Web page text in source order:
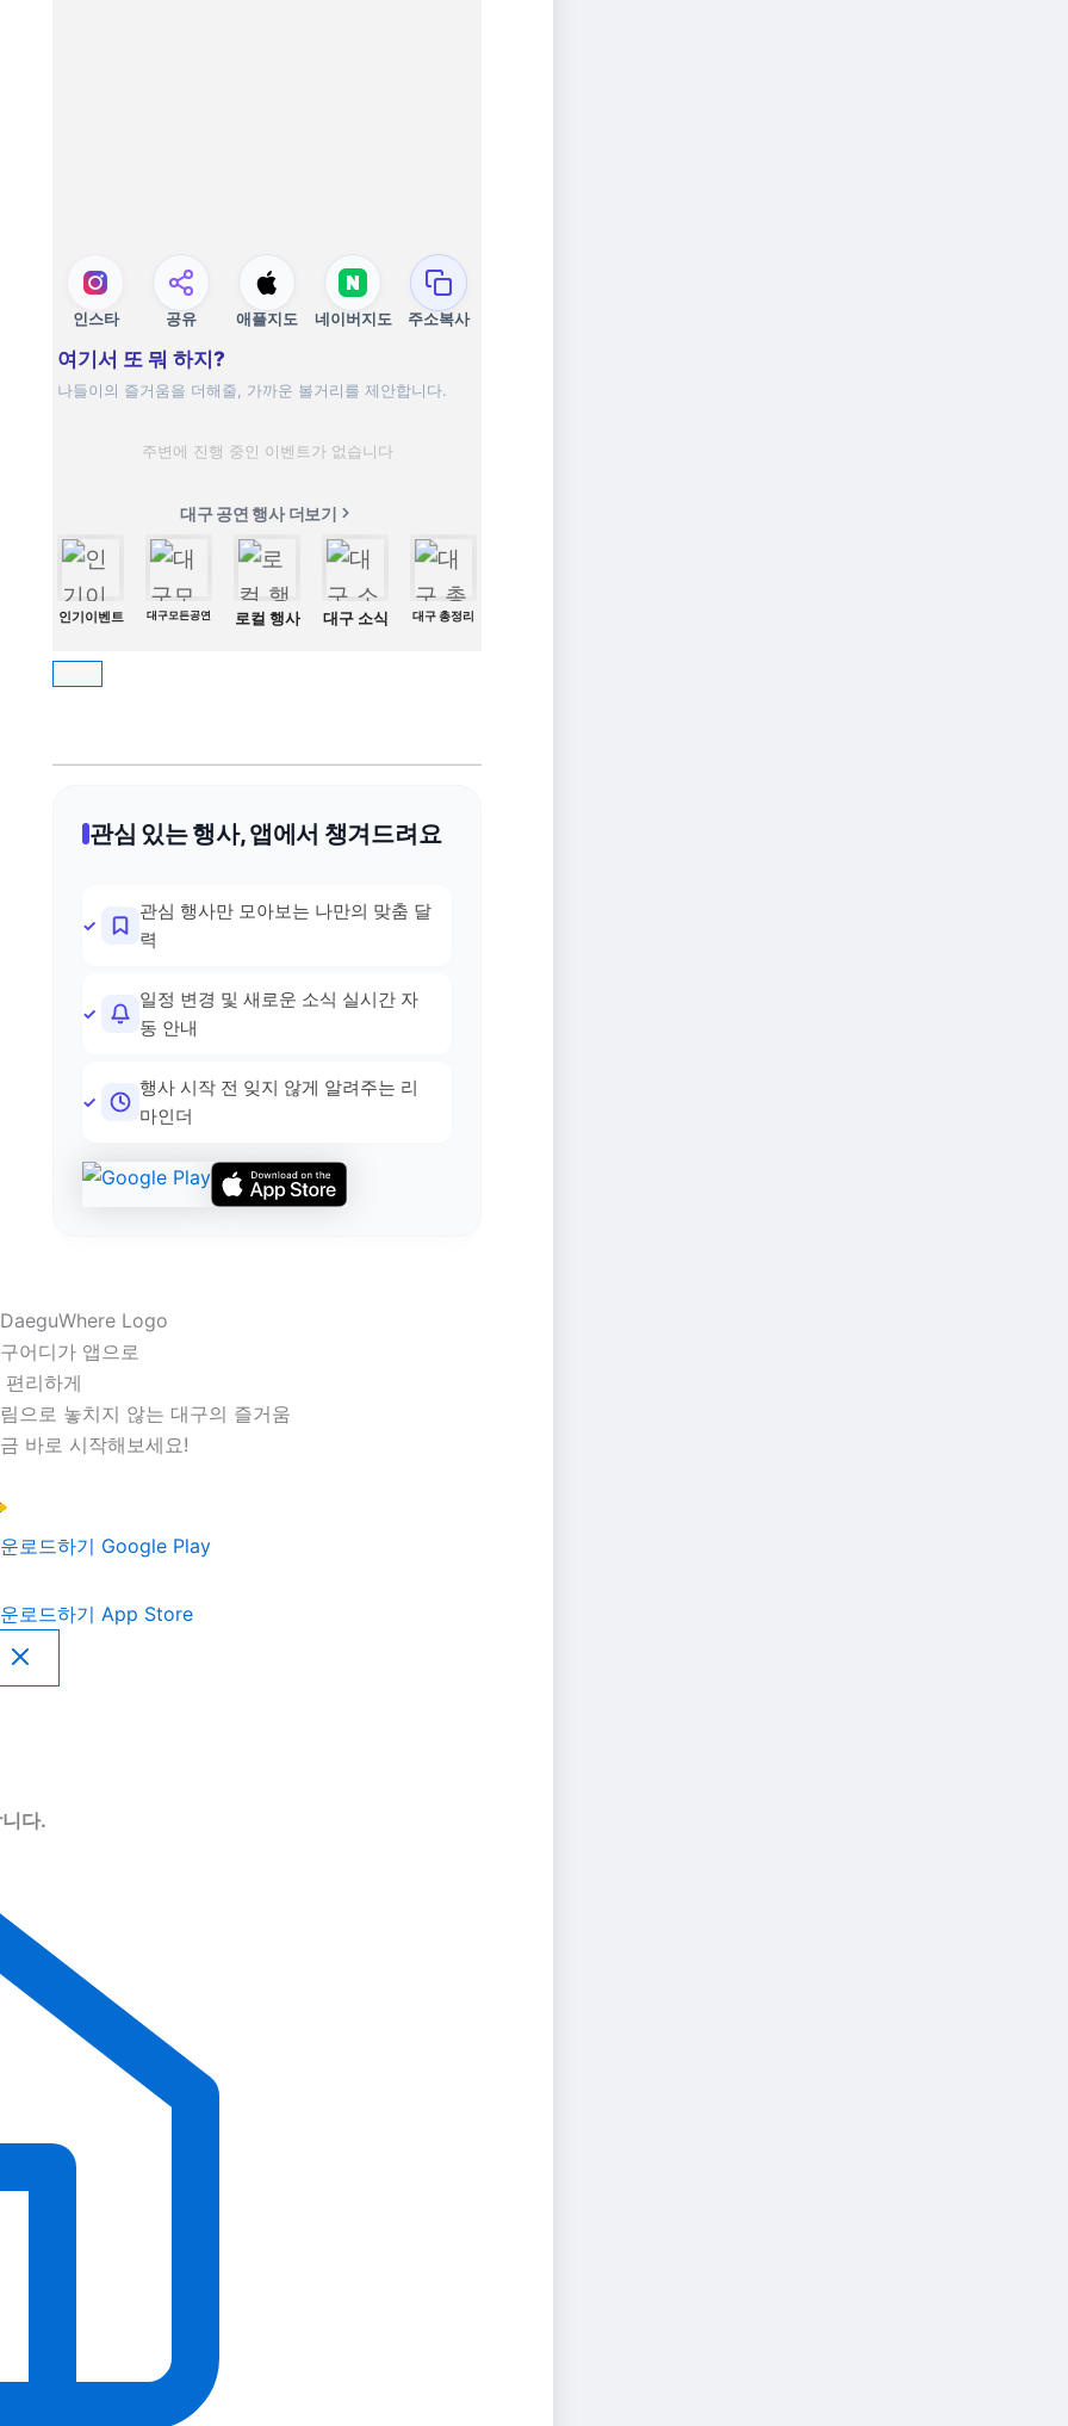
인스타 공유 애플지도 네이버지도 주소복사
여기서 또 뭐 하지?
나들이의 즐거움을 더해줄, 가까운 볼거리를 제안합니다.
주변에 진행 중인 이벤트가 없습니다
대구 공연 행사 더보기
인기이벤트 대구모든공연 로컬 행사 대구 소식 대구 총정리
관심 있는 행사, 앱에서 챙겨드려요
관심 행사만 모아보는 나만의 맞춤 달
력
일정 변경 및 새로운 소식 실시간 자
동 안내
행사 시작 전 잊지 않게 알려주는 리
마인더
어디가 앱으로
편리하게
으로 놓치지 않는 대구의 즐거움
바로 시작해보세요!
로드하기 Google Play
로드하기 App Store
다.